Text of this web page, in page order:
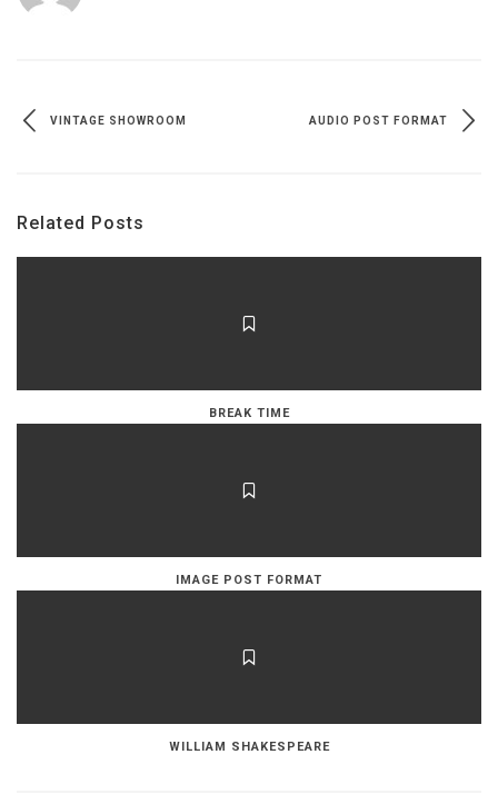
VINTAGE SHOWROOM AUDIO POST FORMAT
Related Posts
BREAK TIME
IMAGE POST FORMAT
WILLIAM SHAKESPEARE